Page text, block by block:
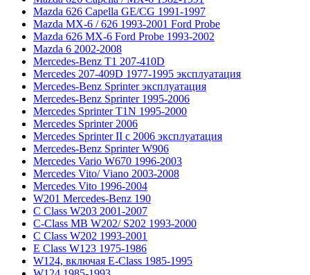
Mazda 626 Capella GE/CG 1991-1997
Mazda MX-6 / 626 1993-2001 Ford Probe
Mazda 626 MX-6 Ford Probe 1993-2002
Mazda 6 2002-2008
Mercedes-Benz T1 207-410D
Mercedes 207-409D 1977-1995 эксплуатация
Mercedes-Benz Sprinter эксплуатация
Mercedes-Benz Sprinter 1995-2006
Mercedes Sprinter T1N 1995-2000
Mercedes Sprinter 2006
Mercedes Sprinter II с 2006 эксплуатация
Mercedes-Benz Sprinter W906
Mercedes Vario W670 1996-2003
Mercedes Vito/ Viano 2003-2008
Mercedes Vito 1996-2004
W201 Mercedes-Benz 190
C Class W203 2001-2007
C-Class MB W202/ S202 1993-2000
C Class W202 1993-2001
E Class W123 1975-1986
W124, включая E-Class 1985-1995